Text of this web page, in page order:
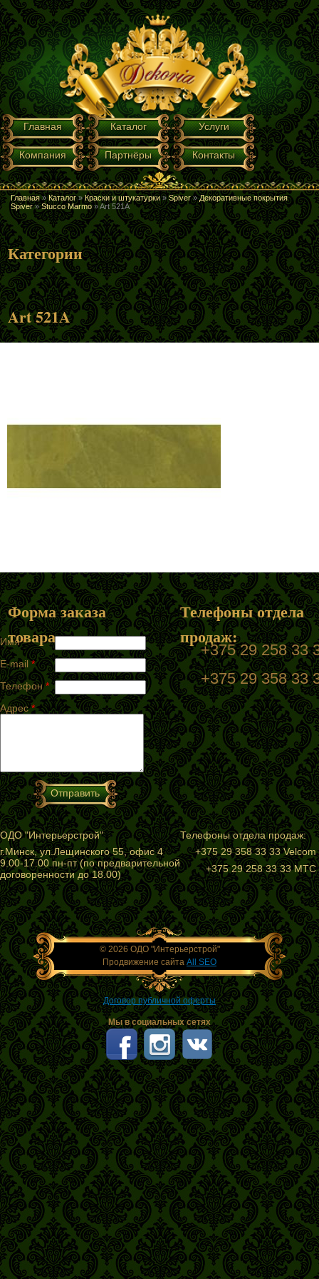
Перейти к основному содержанию
ГЛАВНОЕ МЕНЮ
Главная Каталог Услуги
Компания Партнёры Контакты
ВЫ ЗДЕСЬ
Главная » Каталог » Краски и штукатурки » Spiver » Декоративные покрытия
Spiver » Stucco Marmo »Art 521A
Категории
Art 521A
Форма заказа
товара
Имя*
E-mail*
Телефон*
Адрес*
Телефоны отдела
продаж:
+375 29 258 33
+375 29 358 33
ОДО "Интерьерстрой"
Телефоны отдела продаж:
г.Минск, ул.Лещинского 55, офис 4
+375 29 358 33 33 Velcom
9.00-17.00 пн-пт (по предварительной
договоренности до 18.00)
+375 29 258 33 33 МТС
© 2026 ОДО "Интерьерстрой"
Продвижение сайта All SEO
Договор публичной оферты
Мы в социальных сетях